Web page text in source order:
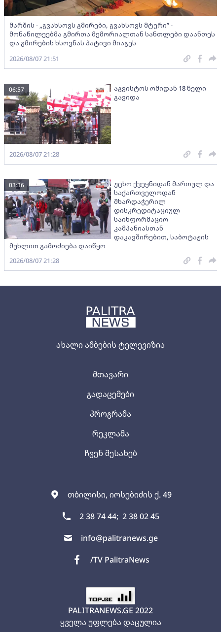
ახალი ამბების ტელევიზია
თბილისი, იოსებიძის ქ. 49
2 38 74 44; 2 38 02 45
info@palitranews.ge
/TV PalitraNews
მთავარი
გადაცემები
პროგრამა
რეკლამა
ჩვენ შესახებ
PALITRANEWS.GE 2022
ყველა უფლება დაცულია
მარშის - „გვახსოვს გმირები, გვახსოვს მტერი” -
მონაწილეებმა გმირთა მემორიალთან სანთლები დაანთეს
და გმირების ხსოვნას პატივი მიაგეს
2026/08/07 21:51
აგვისტოს ომიდან 18 წელი
გავიდა
06:57
2026/08/07 21:28
უცხო ქვეყნიდან მართულ და
საქართველოდან
მხარდაჭერილ
დისკრედიტაციულ
საინფორმაციო
კამპანიასთან
დაკავშირებით, საბოტაჟის
მუხლით გამოძიება დაიწყო
03:36
2026/08/07 21:28